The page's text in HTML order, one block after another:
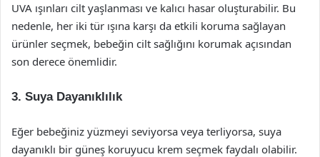
UVA ışınları cilt yaşlanması ve kalıcı hasar oluşturabilir. Bu
nedenle, her iki tür ışına karşı da etkili koruma sağlayan
ürünler seçmek, bebeğin cilt sağlığını korumak açısından
son derece önemlidir.
3. Suya Dayanıklılık
Eğer bebeğiniz yüzmeyi seviyorsa veya terliyorsa, suya
dayanıklı bir güneş koruyucu krem seçmek faydalı olabilir.